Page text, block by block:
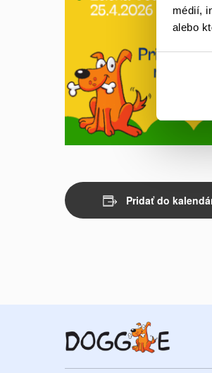
médií,
alebo
Pridať do